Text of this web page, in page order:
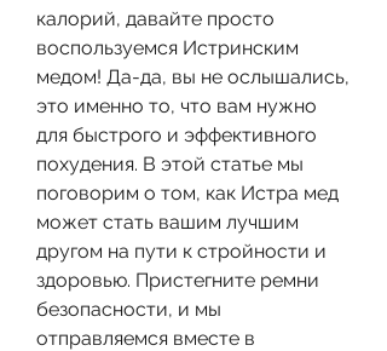
калорий, давайте просто
воспользуемся Истринским
медом! Да-да, вы не ослышались,
это именно то, что вам нужно
для быстрого и эффективного
похудения. В этой статье мы
поговорим о том, как Истра мед
может стать вашим лучшим
другом на пути к стройности и
здоровью. Пристегните ремни
безопасности, и мы
отправляемся вместе в